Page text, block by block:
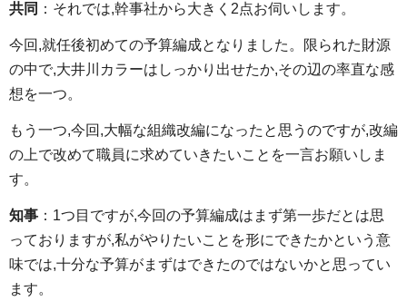
共同 ：それでは,幹事社から大きく2点お伺いします。
今回,就任後初めての予算編成となりました。限られた財源
の中で,大井川カラーはしっかり出せたか,その辺の率直な感
想を一つ。
もう一つ,今回,大幅な組織改編になったと思うのですが,改編
の上で改めて職員に求めていきたいことを一言お願いしま
す。
知事 ：1つ目ですが,今回の予算編成はまず第一歩だとは思
っておりますが,私がやりたいことを形にできたかという意
味では,十分な予算がまずはできたのではないかと思ってい
ます。